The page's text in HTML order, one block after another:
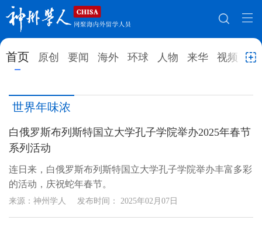
首页 原创 要闻 海外 环球 人物 来华 视频 教
网站地图
环球
教育 就业创业 合作办学 直播访谈
留学 人才 学术 观点
综合 深度
世界年味浓
白俄罗斯布列斯特国立大学孔子学院举办2025年春节
系列活动
连日来，白俄罗斯布列斯特国立大学孔子学院举办丰富多彩
的活动，庆祝蛇年春节。
来源：神州学人 发布时间： 2025年02月07日